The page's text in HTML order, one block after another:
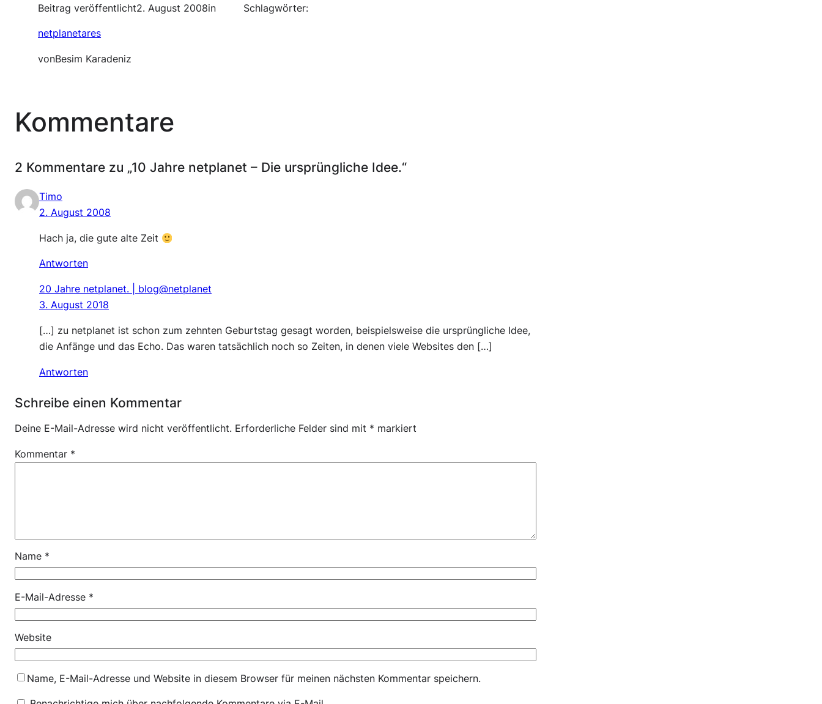
Beitrag veröffentlicht2. August 2008in
netplanetares
vonBesim Karadeniz
Schlagwörter:
Kommentare
2 Kommentare zu „10 Jahre netplanet – Die ursprüngliche Idee.“
Timo
2. August 2008
Hach ja, die gute alte Zeit
Antworten
20 Jahre netplanet. | blog@netplanet
3. August 2018
[…] zu netplanet ist schon zum zehnten Geburtstag gesagt worden, beispielsweise die ursprüngliche Idee,
die Anfänge und das Echo. Das waren tatsächlich noch so Zeiten, in denen viele Websites den […]
Antworten
Schreibe einen Kommentar
Deine E-Mail-Adresse wird nicht veröffentlicht. Erforderliche Felder sind mit * markiert
Kommentar *
Name *
E-Mail-Adresse *
Website
Name, E-Mail-Adresse und Website in diesem Browser für meinen nächsten Kommentar speichern.